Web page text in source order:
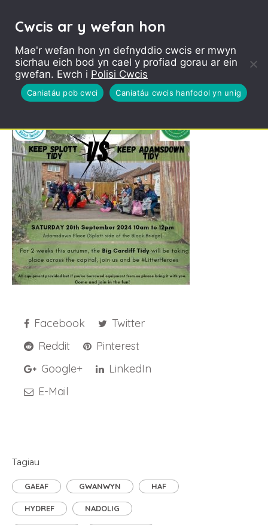
splott vs
adamsdown
Facebook
Twitter
Reddit
Pinterest
Google+
LinkedIn
E-Mail
Tagiau
GAEAF GWANWYN HAF
HYDREF NADOLIG
Cwcis ar y wefan hon
Mae'r wefan hon yn defnyddio cwcis er mwyn
sicrhau eich bod yn cael y profiad gorau ar ein
gwefan. Ewch i Polisi Cwcis
Caniatáu pob cwci Caniatáu cwcis hanfodol yn unig